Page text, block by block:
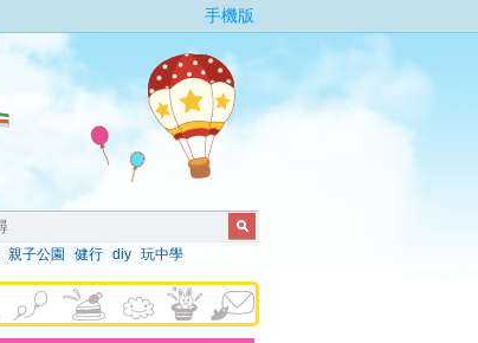
手機版
親子公園 健行 diy 玩中學